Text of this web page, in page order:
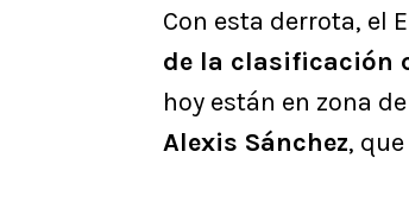
Con esta derrota, el
de la clasificación
hoy están en zona
Alexis Sánchez,